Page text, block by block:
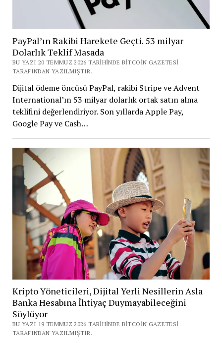
PayPal’ın Rakibi Harekete Geçti. 53 milyar
Dolarlık Teklif Masada
BU YAZI 20 TEMMUZ 2026 TARIHINDE BITCOIN GAZETESI
TARAFINDAN YAZILMIŞTIR.
Dijital ödeme öncüsü PayPal, rakibi Stripe ve Advent
International’ın 53 milyar dolarlık ortak satın alma
teklifini değerlendiriyor. Son yıllarda Apple Pay,
Google Pay ve Cash…
Kripto Yöneticileri, Dijital Yerli Nesillerin Asla
Banka Hesabına İhtiyaç Duymayabileceğini
Söylüyor
BU YAZI 19 TEMMUZ 2026 TARIHINDE BITCOIN GAZETESI
TARAFINDAN YAZILMIŞTIR.